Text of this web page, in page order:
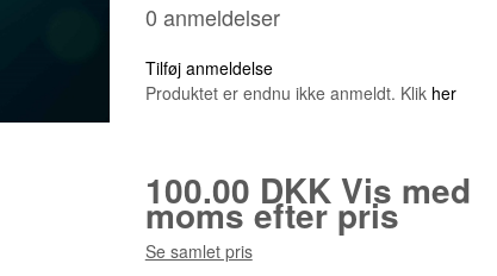
0 anmeldelser
Tilføj anmeldelse
Produktet er endnu ikke anmeldt. Klik her
100.00 DKKVis med
moms efter pris
Se samlet pris